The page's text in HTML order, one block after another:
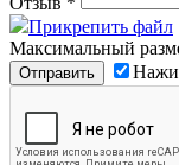
Прикрепить файл
Максимальный